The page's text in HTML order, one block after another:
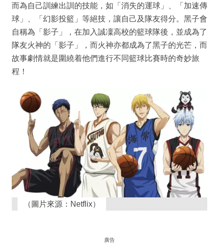
而為自己訓練出訓的技能，如「消失的運球」、「加速傳
球」、「幻影投籃」等絕技，讓自己及隊友得分。黑子會
自稱為「影子」，在加入誠凜高校的籃球隊後，並成為了
隊友火神的「影子」，而火神亦都成為了黑子的光芒，而
故事劇情就是圍繞着他們進行不同籃球比賽時的奇妙旅
程！
（圖片來源：Netflix）
廣告